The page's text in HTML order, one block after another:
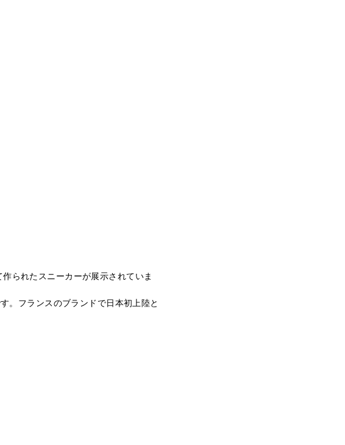
られたスニーカーが展示されていま
。フランスのブランドで日本初上陸と